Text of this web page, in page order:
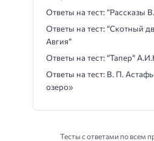
Ответы на тест: “Рассказы
Ответы на тест: “Скотный
Авгия”
Ответы на тест: “Тапер”
Ответы на тест: В. П.
озеро»
Тесты с ответами по всем